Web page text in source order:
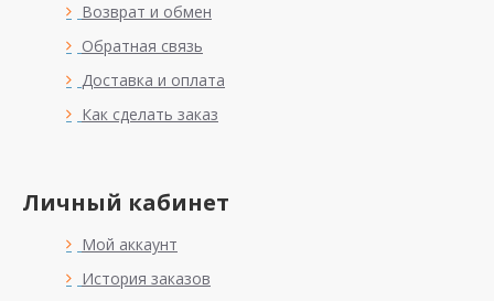
Возврат и обмен
Обратная связь
Доставка и оплата
Как сделать заказ
Личный кабинет
Мой аккаунт
История заказов